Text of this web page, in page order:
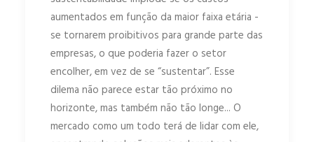
aumentados em função da maior faixa etária -
se tornarem proibitivos para grande parte das
empresas, o que poderia fazer o setor
encolher, em vez de se “sustentar”. Esse
dilema não parece estar tão próximo no
horizonte, mas também não tão longe... O
mercado como um todo terá de lidar com ele,